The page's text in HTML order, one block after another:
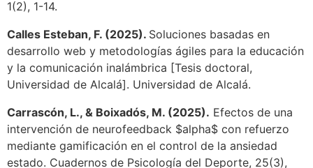
1(2), 1-14.
Calles Esteban, F. (2025). Soluciones basadas en
desarrollo web y metodologías ágiles para la educación
y la comunicación inalámbrica [Tesis doctoral,
Universidad de Alcalá]. Universidad de Alcalá.
Carrascón, L., & Boixadós, M. (2025). Efectos de una
intervención de neurofeedback $alpha$ con refuerzo
mediante gamificación en el control de la ansiedad
estado. Cuadernos de Psicología del Deporte, 25(3),